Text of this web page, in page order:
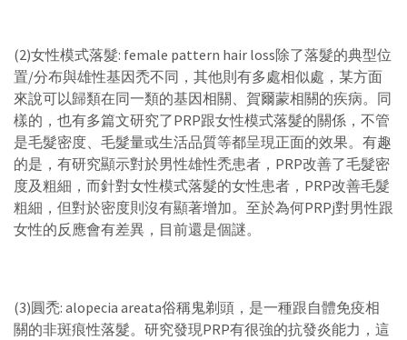
(2)女性模式落髮: female pattern hair loss除了落髮的典型位
置/分布與雄性基因禿不同，其他則有多處相似處，某方面
來說可以歸類在同一類的基因相關、賀爾蒙相關的疾病。同
樣的，也有多篇文研究了PRP跟女性模式落髮的關係，不管
是毛髮密度、毛髮量或生活品質等都呈現正面的效果。有趣
的是，有研究顯示對於男性雄性禿患者，PRP改善了毛髮密
度及粗細，而針對女性模式落髮的女性患者，PRP改善毛髮
粗細，但對於密度則沒有顯著增加。至於為何PRPj對男性跟
女性的反應會有差異，目前還是個謎。
(3)圓禿: alopecia areata俗稱鬼剃頭，是一種跟自體免疫相
關的非斑痕性落髮。研究發現PRP有很強的抗發炎能力，這